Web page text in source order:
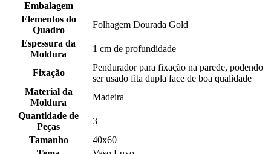
Embalagem
Elementos do
Quadro
Folhagem Dourada Gold
Espessura da
Moldura
1 cm de profundidade
Fixação
Pendurador para fixação na parede, podendo
ser usado fita dupla face de boa qualidade
Material da
Moldura
Madeira
Quantidade de
Peças
3
Tamanho
40x60